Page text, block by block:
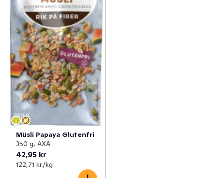
Müsli Papaya Glutenfri
350 g, AXA
42,95 kr
122,71 kr /kg